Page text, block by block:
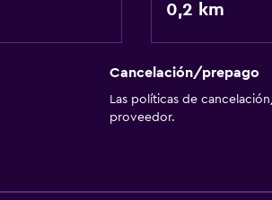
0,2 km
Cancelación/prepago
Las políticas de
proveedor.